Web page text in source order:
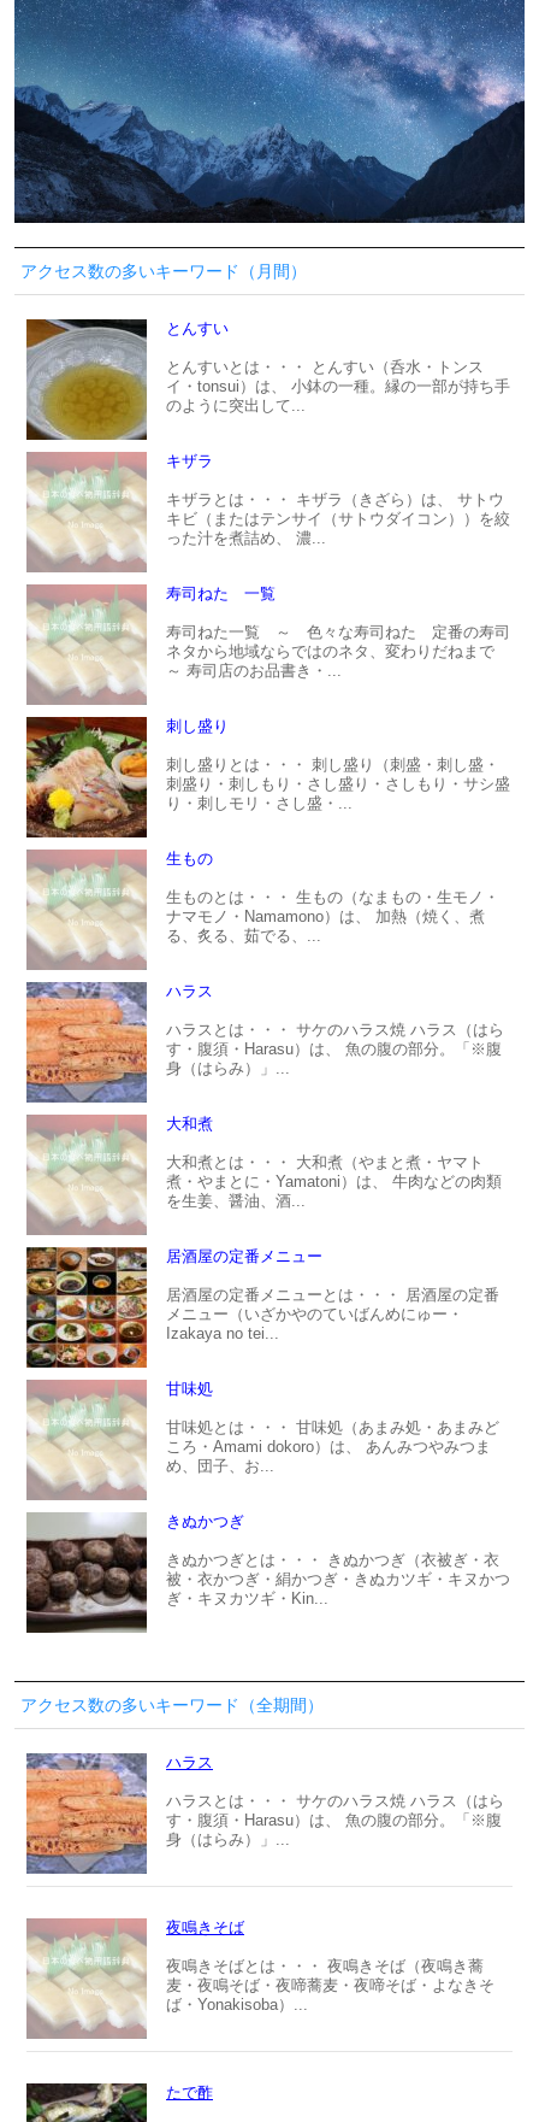
アクセス数の多いキーワード（月間）
とんすい
とんすいとは・・・ とんすい（呑水・トンス
イ・tonsui）は、 小鉢の一種。縁の一部が持ち手
のように突出して...
キザラ
キザラとは・・・ キザラ（きざら）は、 サトウ
キビ（またはテンサイ（サトウダイコン））を絞
った汁を煮詰め、 濃...
寿司ねた 一覧
寿司ねた一覧 ～ 色々な寿司ねた 定番の寿司
ネタから地域ならではのネタ、変わりだねまで
～ 寿司店のお品書き・...
刺し盛り
刺し盛りとは・・・ 刺し盛り（刺盛・刺し盛・
刺盛り・刺しもり・さし盛り・さしもり・サシ盛
り・刺しモリ・さし盛・...
生もの
生ものとは・・・ 生もの（なまもの・生モノ・
ナマモノ・Namamono）は、 加熱（焼く、煮
る、炙る、茹でる、...
ハラス
ハラスとは・・・ サケのハラス焼 ハラス（はら
す・腹須・Harasu）は、 魚の腹の部分。「※腹
身（はらみ）」...
大和煮
大和煮とは・・・ 大和煮（やまと煮・ヤマト
煮・やまとに・Yamatoni）は、 牛肉などの肉類
を生姜、醤油、酒...
居酒屋の定番メニュー
居酒屋の定番メニューとは・・・ 居酒屋の定番
メニュー（いざかやのていばんめにゅー・
Izakaya no tei...
甘味処
甘味処とは・・・ 甘味処（あまみ処・あまみど
ころ・Amami dokoro）は、 あんみつやみつま
め、団子、お...
きぬかつぎ
きぬかつぎとは・・・ きぬかつぎ（衣被ぎ・衣
被・衣かつぎ・絹かつぎ・きぬカツギ・キヌかつ
ぎ・キヌカツギ・Kin...
アクセス数の多いキーワード（全期間）
ハラス
ハラスとは・・・ サケのハラス焼 ハラス（はら
す・腹須・Harasu）は、 魚の腹の部分。「※腹
身（はらみ）」...
夜鳴きそば
夜鳴きそばとは・・・ 夜鳴きそば（夜鳴き蕎
麦・夜鳴そば・夜啼蕎麦・夜啼そば・よなきそ
ば・Yonakisoba）...
たで酢